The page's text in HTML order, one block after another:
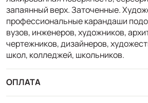
запаянный верх. Заточенные.
профессиональные карандаши
вузов, инженеров, художников,
чертежников, дизайнеров,
школ, колледжей, школьников.
ОПЛАТА